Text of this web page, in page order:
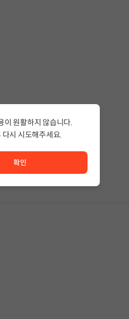
.
이 원활하지 않습니다.
다시 시도해주세요.
확인